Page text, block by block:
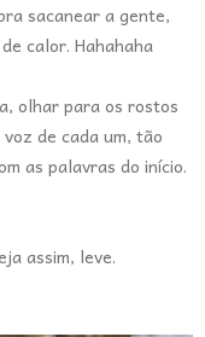
sacanear a gente,
calor. Hahahaha
olhar para os rostos
de cada um, tão
as palavras do início.
assim, leve.